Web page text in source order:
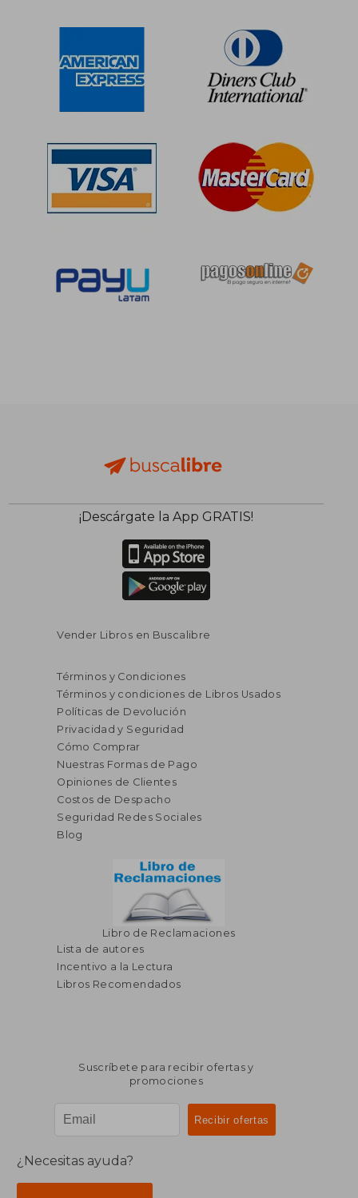
¡Descárgate la App GRATIS!
Vender Libros en Buscalibre
Términos y Condiciones
Términos y condiciones de Libros Usados
Políticas de Devolución
Privacidad y Seguridad
Cómo Comprar
Nuestras Formas de Pago
Opiniones de Clientes
Costos de Despacho
Seguridad Redes Sociales
Blog
Libro de Reclamaciones
Lista de autores
Incentivo a la Lectura
Libros Recomendados
Suscríbete para recibir ofertas y
promociones
¿Necesitas ayuda?